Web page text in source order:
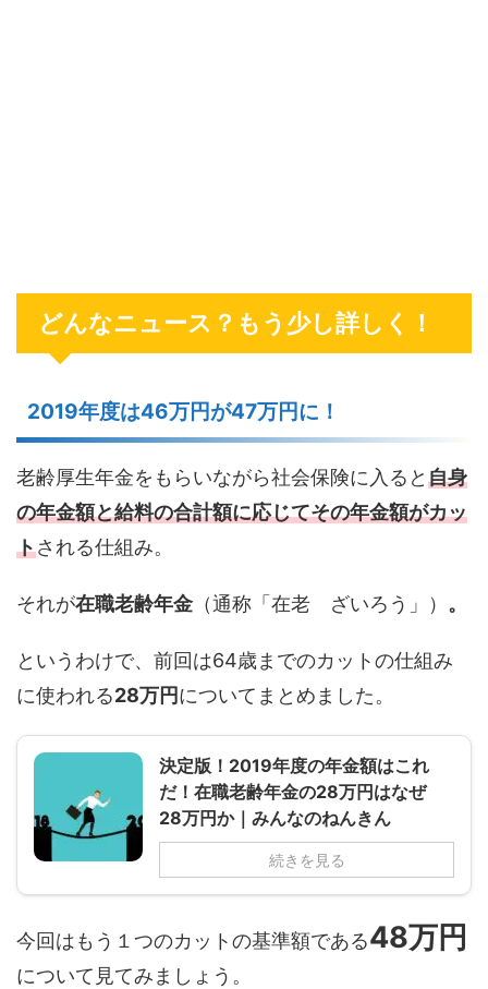
どんなニュース？もう少し詳しく！
2019年度は46万円が47万円に！
老齢厚生年金をもらいながら社会保険に入ると自身
の年金額と給料の合計額に応じてその年金額がカッ
トされる仕組み。
それが在職老齢年金 （通称「在老 ざいろう」） 。
というわけで、前回は64歳までのカットの仕組み
に使われる28万円についてまとめました。
決定版！2019年度の年金額はこれ
だ！在職老齢年金の28万円はなぜ
28万円か｜みんなのねんきん
続きを見る
今回はもう１つのカットの基準額である48万円
について見てみましょう。